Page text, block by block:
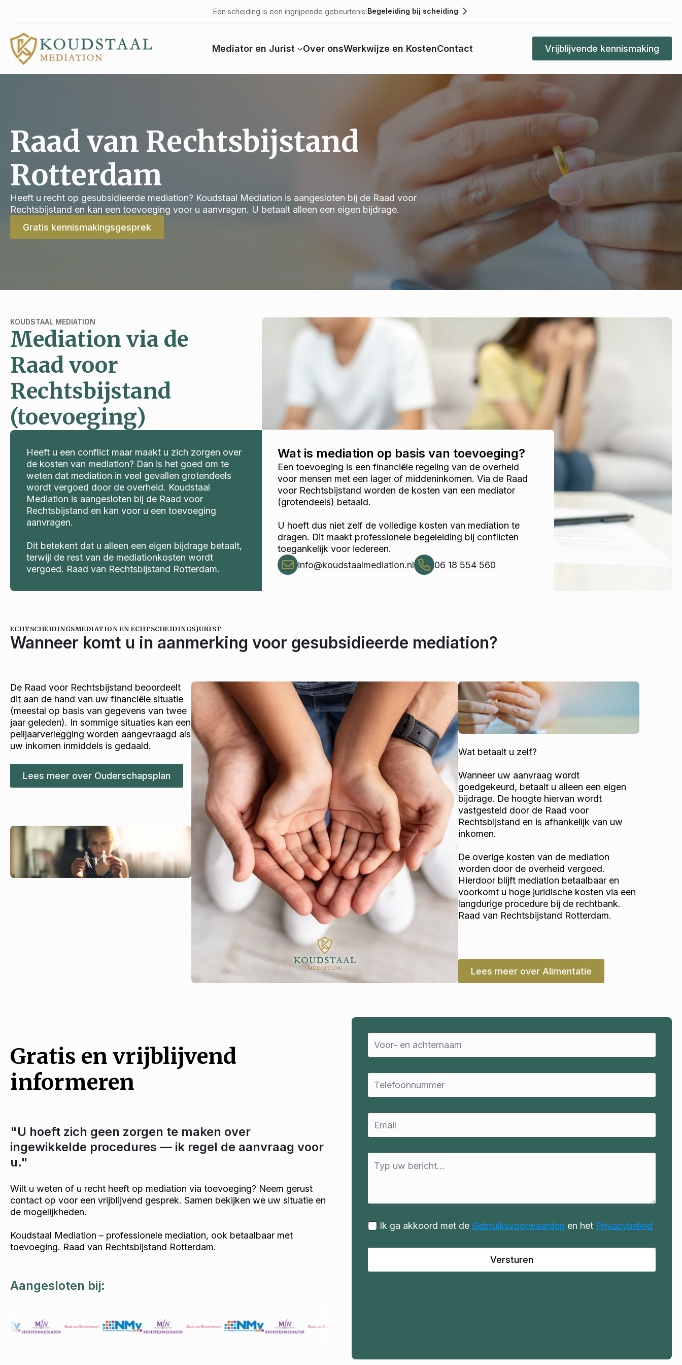
Een scheiding is een ingrijpende gebeurtenis!Begeleiding bij scheiding
Mediator en Jurist Over onsWerkwijze en KostenContact Vrijblijvende kennismaking
Raad van Rechtsbijstand
Rotterdam
Heeft u recht op gesubsidieerde mediation? Koudstaal Mediation is aangesloten bij de Raad voor
Rechtsbijstand en kan een toevoeging voor u aanvragen. U betaalt alleen een eigen bijdrage.
Gratis kennismakingsgesprek
KOUDSTAAL MEDIATION
Mediation via de
Raad voor
Rechtsbijstand
(toevoeging)
Heeft u een conflict maar maakt u zich zorgen over
de kosten van mediation? Dan is het goed om te
weten dat mediation in veel gevallen grotendeels
wordt vergoed door de overheid. Koudstaal
Mediation is aangesloten bij de Raad voor
Rechtsbijstand en kan voor u een toevoeging
aanvragen.
Dit betekent dat u alleen een eigen bijdrage betaalt,
terwijl de rest van de mediationkosten wordt
vergoed. Raad van Rechtsbijstand Rotterdam.
Wat is mediation op basis van toevoeging?
Een toevoeging is een financiële regeling van de overheid
voor mensen met een lager of middeninkomen. Via de Raad
voor Rechtsbijstand worden de kosten van een mediator
(grotendeels) betaald.
U hoeft dus niet zelf de volledige kosten van mediation te
dragen. Dit maakt professionele begeleiding bij conflicten
toegankelijk voor iedereen.
info@koudstaalmediation.nl
06 18 554 560
ECHTSCHEIDINGSMEDIATION EN ECHTSCHEIDINGSJURIST
Wanneer komt u in aanmerking voor gesubsidieerde mediation?
De Raad voor Rechtsbijstand beoordeelt
dit aan de hand van uw financiële situatie
(meestal op basis van gegevens van twee
jaar geleden). In sommige situaties kan een
peiljaarverlegging worden aangevraagd als
uw inkomen inmiddels is gedaald.
Lees meer over Ouderschapsplan
Wat betaalt u zelf?
Wanneer uw aanvraag wordt
goedgekeurd, betaalt u alleen een eigen
bijdrage. De hoogte hiervan wordt
vastgesteld door de Raad voor
Rechtsbijstand en is afhankelijk van uw
inkomen.
De overige kosten van de mediation
worden door de overheid vergoed.
Hierdoor blijft mediation betaalbaar en
voorkomt u hoge juridische kosten via een
langdurige procedure bij de rechtbank.
Raad van Rechtsbijstand Rotterdam.
Lees meer over Alimentatie
Gratis en vrijblijvend
informeren
"U hoeft zich geen zorgen te maken over
ingewikkelde procedures — ik regel de aanvraag voor
u."
Wilt u weten of u recht heeft op mediation via toevoeging? Neem gerust
contact op voor een vrijblijvend gesprek. Samen bekijken we uw situatie en
de mogelijkheden.
Koudstaal Mediation – professionele mediation, ook betaalbaar met
toevoeging. Raad van Rechtsbijstand Rotterdam.
Aangesloten bij:
Name
*
Email
Email
Message
Ik ga akkoord met de Gebruiksvoorwaarden en het Privacybeleid
Versturen